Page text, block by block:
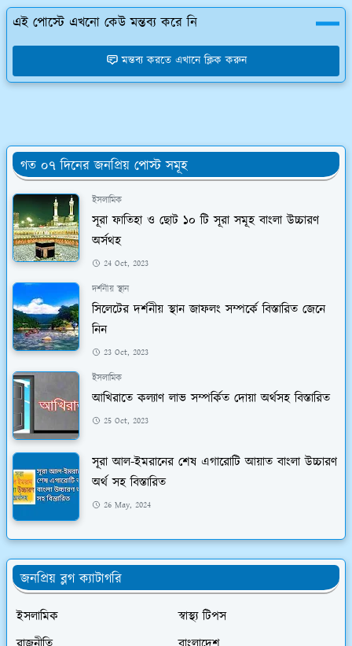
এই পোস্টে এখনো কেউ মন্তব্য করে নি
মন্তব্য করতে এখানে ক্লিক করুন
গত ০৭ দিনের জনপ্রিয় পোস্ট সমূহ
ইসলামিক
সূরা ফাতিহা ও ছোট ১০ টি সূরা সমূহ বাংলা উচ্চারণ
অর্সথহ
24 Oct, 2023
দর্শনীয় স্থান
সিলেটের দর্শনীয় স্থান জাফলং সম্পর্কে বিস্তারিত জেনে
নিন
23 Oct, 2023
ইসলামিক
আখিরাতে কল্যাণ লাভ সম্পর্কিত দোয়া অর্থসহ বিস্তারিত
25 Oct, 2023
সূরা আল-ইমরানের শেষ এগারোটি আয়াত বাংলা উচ্চারণ
অর্থ সহ বিস্তারিত
26 May, 2024
জনপ্রিয় ব্লগ ক্যাটাগরি
ইসলামিক
স্বাস্থ্য টিপস